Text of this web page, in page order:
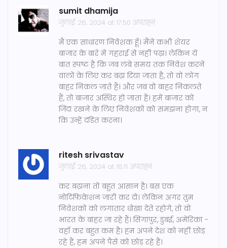
sumit dhamija
जुलाई 26, 2024 at 17:50 अपराह्न
मैं एक साधारण निवेशक हूँ। मैंने कभी शेयर
बाजार के बारे में गहराई से नहीं पढ़ा। लेकिन ये
बात स्पष्ट है कि जब लंबे समय तक निवेश करने
वालों के लिए कर बढ़ा दिया जाता है, तो वो लोग
बाहर निकल जाते हैं। और जब वो बाहर निकलते
हैं, तो बाजार अस्थिर हो जाता है। हमें बाजार को
जिंदा रखने के लिए निवेशकों को समझना होगा, न
कि उन्हें दंडित करना।
ritesh srivastav
जुलाई 26, 2024 at 18:11 अपराह्न
कर बढ़ाना तो बहुत आसान है। बस एक
नोटिफिकेशन जारी कर दो। लेकिन अगर तुम
निवेशकों को लगातार धोखा देते रहोगे, तो वो
भारत के बाहर जा रहे हैं। सिंगापुर, डुबई, अमेरिका -
वहाँ कर बहुत कम है। हम अपने देश को नहीं छोड़
रहे हैं, हम अपने पैसे को छोड़ रहे हैं।